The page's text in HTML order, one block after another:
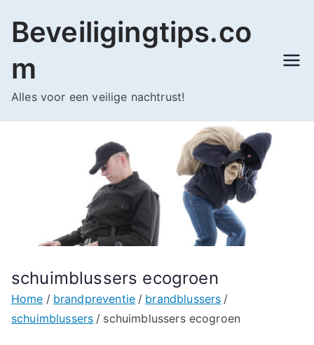
naar
inhoud
Beveiligingtips.co
m
Alles voor een veilige nachtrust!
schuimblussers ecogroen
Home brandpreventie
brandblussers
schuimblussers
schuimblussers ecogroen